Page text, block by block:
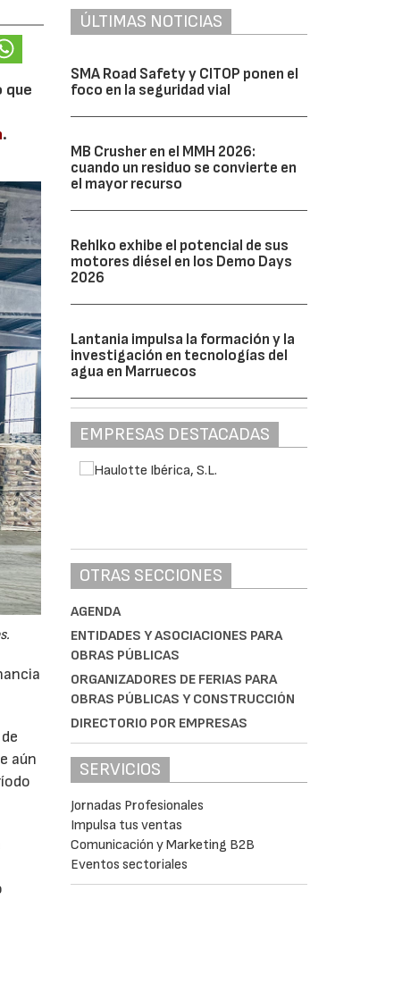
que
.
aún
ÚLTIMAS NOTICIAS
SMA Road Safety y CITOP ponen el
foco en la seguridad vial
MB Crusher en el MMH 2026:
cuando un residuo se convierte en
el mayor recurso
Rehlko exhibe el potencial de sus
motores diésel en los Demo Days
2026
Lantania impulsa la formación y la
investigación en tecnologías del
agua en Marruecos
EMPRESAS DESTACADAS
OTRAS SECCIONES
AGENDA
ENTIDADES Y ASOCIACIONES PARA
OBRAS PÚBLICAS
ORGANIZADORES DE FERIAS PARA
OBRAS PÚBLICAS Y CONSTRUCCIÓN
DIRECTORIO POR EMPRESAS
SERVICIOS
Jornadas Profesionales
Impulsa tus ventas
Comunicación y Marketing B2B
Eventos sectoriales